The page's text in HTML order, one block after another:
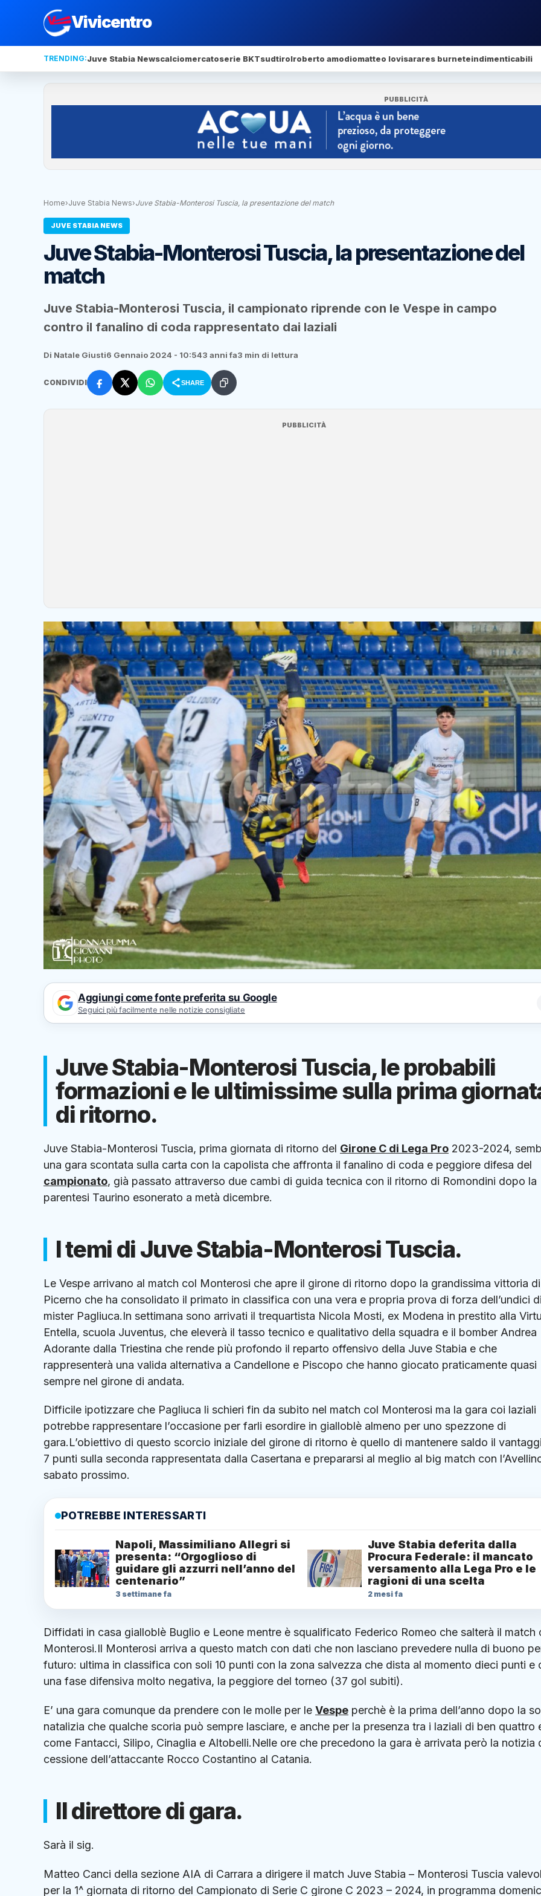
Vivicentro
TRENDING:Juve Stabia Newscalciomercatoserie BKTsudtirolroberto amodiomatteo lovisarares burneteindimenticabili
PUBBLICITÀ
Home›Juve Stabia News›Juve Stabia-Monterosi Tuscia, la presentazione del match
JUVE STABIA NEWS
Juve Stabia-Monterosi Tuscia, la presentazione del
match
Juve Stabia-Monterosi Tuscia, il campionato riprende con le Vespe in campo
contro il fanalino di coda rappresentato dai laziali
Di Natale Giusti6 Gennaio 2024 - 10:543 anni fa3 min di lettura
CONDIVIDI SHARE
PUBBLICITÀ
Aggiungi come fonte preferita su Google
Seguici più facilmente nelle notizie consigliate
Juve Stabia-Monterosi Tuscia, le probabili
formazioni e le ultimissime sulla prima
di ritorno.
Juve Stabia-Monterosi Tuscia, prima giornata di ritorno del Girone C di Lega Pro 2023-2024,
una gara scontata sulla carta con la capolista che affronta il fanalino di coda e peggiore difesa del
campionato, già passato attraverso due cambi di guida tecnica con il ritorno di Romondini dopo la
parentesi Taurino esonerato a metà dicembre.
I temi di Juve Stabia-Monterosi Tuscia.
Le Vespe arrivano al match col Monterosi che apre il girone di ritorno dopo la grandissima vittoria di
Picerno che ha consolidato il primato in classifica con una vera e propria prova di forza dell’undici di
mister Pagliuca.In settimana sono arrivati il trequartista Nicola Mosti, ex Modena in prestito alla
Entella, scuola Juventus, che eleverà il tasso tecnico e qualitativo della squadra e il bomber Andrea
Adorante dalla Triestina che rende più profondo il reparto offensivo della Juve Stabia e che
rappresenterà una valida alternativa a Candellone e Piscopo che hanno giocato praticamente quasi
sempre nel girone di andata.
Difficile ipotizzare che Pagliuca li schieri fin da subito nel match col Monterosi ma la gara coi laziali
potrebbe rappresentare l’occasione per farli esordire in gialloblè almeno per uno spezzone di
gara.L’obiettivo di questo scorcio iniziale del girone di ritorno è quello di mantenere saldo il
7 punti sulla seconda rappresentata dalla Casertana e prepararsi al meglio al big match con
sabato prossimo.
POTREBBE INTERESSARTI
Napoli, Massimiliano Allegri si
presenta: “Orgoglioso di
guidare gli azzurri nell’anno del
centenario”
3 settimane fa
Juve Stabia deferita dalla
Procura Federale: il mancato
versamento alla Lega Pro e le
ragioni di una scelta
2 mesi fa
Diffidati in casa gialloblè Buglio e Leone mentre è squalificato Federico Romeo che salterà il match
Monterosi.Il Monterosi arriva a questo match con dati che non lasciano prevedere nulla di buono
futuro: ultima in classifica con soli 10 punti con la zona salvezza che dista al momento dieci punti e
una fase difensiva molto negativa, la peggiore del torneo (37 gol subiti).
E’ una gara comunque da prendere con le molle per le Vespe perchè è la prima dell’anno dopo la
natalizia che qualche scoria può sempre lasciare, e anche per la presenza tra i laziali di ben quattro
come Fantacci, Silipo, Cinaglia e Altobelli.Nelle ore che precedono la gara è arrivata però la notizia
cessione dell’attaccante Rocco Costantino al Catania.
Il direttore di gara.
Sarà il sig.
Matteo Canci della sezione AIA di Carrara a dirigere il match Juve Stabia – Monterosi Tuscia
per la 1^ giornata di ritorno del Campionato di Serie C girone C 2023 – 2024, in programma